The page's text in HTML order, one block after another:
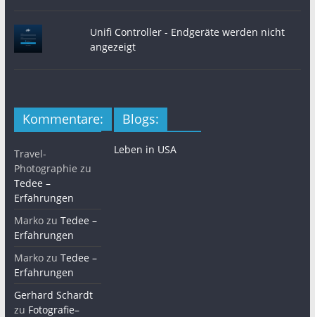
Unifi Controller - Endgeräte werden nicht
angezeigt
Kommentare:
Travel-
Photographie zu
Tedee –
Erfahrungen
Markozu Tedee –
Erfahrungen
Markozu Tedee –
Erfahrungen
Gerhard Schardt
zu Fotografie–
Blogs:
Leben in USA